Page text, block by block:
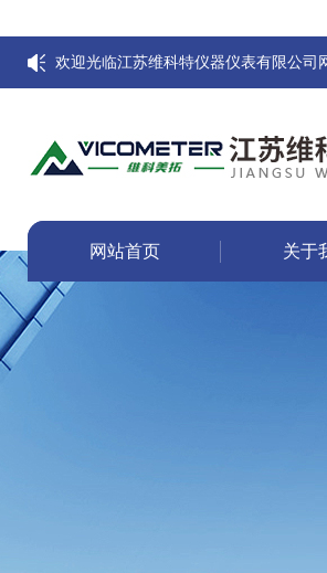
欢迎光临江苏维科特仪器仪表有限公司
网站首页 关于